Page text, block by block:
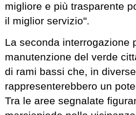
migliore e più trasparente
il miglior servizio".
La seconda interrogazione
manutenzione del verde
di rami bassi che, in
rappresenterebbero un
Tra le aree segnalate